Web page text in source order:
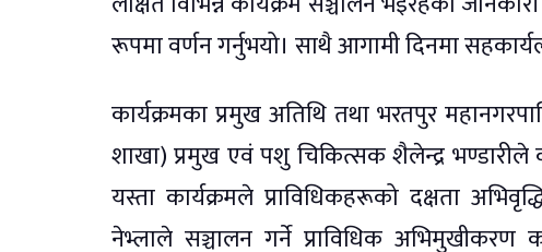
रूपमा वर्णन गर्नुभयो। साथै आगामी दिनमा
कार्यक्रमका प्रमुख अतिथि तथा भरतपुर
शाखा) प्रमुख एवं पशु चिकित्सक शैलेन्द्र भण्डारीले
यस्ता कार्यक्रमले प्राविधिकहरूको दक्षता
नेभ्लाले सञ्चालन गर्ने प्राविधिक अभिमुखीकरण